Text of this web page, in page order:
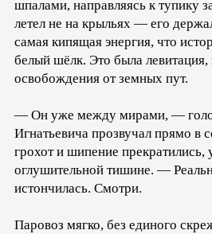
шпалами, направляясь к тупику
летел не на крыльях — его
самая кипящая энергия, что
белый шёлк. Это была левитация,
освобождения от земных пут.
— Он уже между мирами, —
Игнатьевича прозвучал прямо в
грохот и шипение прекратились,
оглушительной тишине. —
истончилась. Смотри.
Паровоз мягко, без единого